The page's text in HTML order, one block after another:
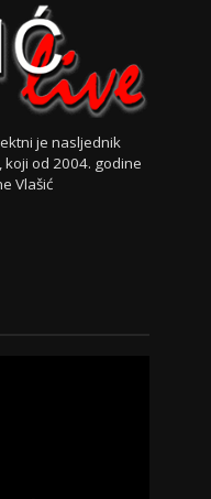
je nasljednik
od 2004. godine
Vlašić